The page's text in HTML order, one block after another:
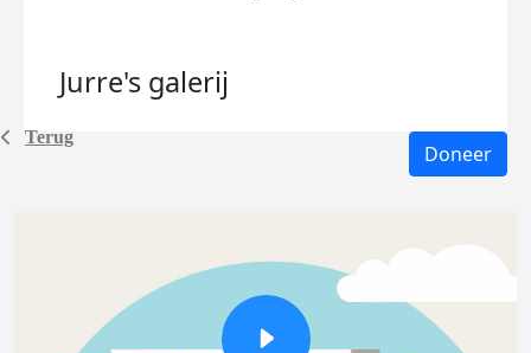
Terug
Jurre's galerij
Doneer